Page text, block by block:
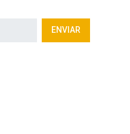
ENVIAR